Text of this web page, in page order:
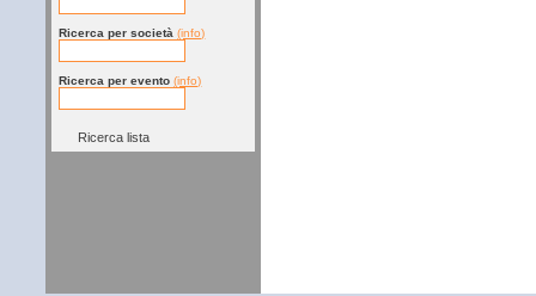
Ricerca per società (info)
Ricerca per evento (info)
Ricerca lista